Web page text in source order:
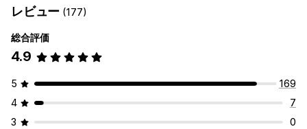
レビュー (177)
総合評価
4.9
5
169
4
7
3
0